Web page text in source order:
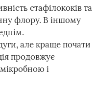
стафілококів та
флору. В іншому
але краще почати
продовжує
і